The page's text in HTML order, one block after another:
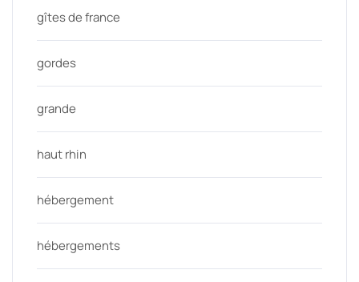
gîtes de france
gordes
grande
haut rhin
hébergement
hébergements